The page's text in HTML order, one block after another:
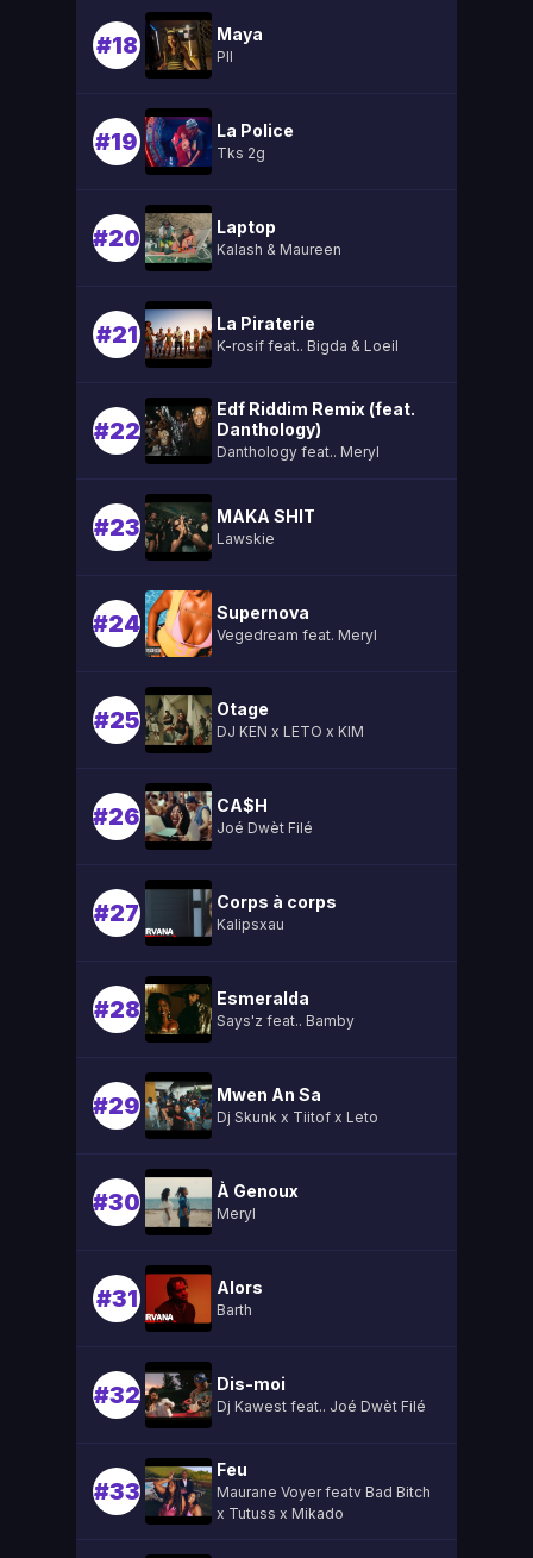
#18 Maya
Pll
#19 La Police
Tks 2g
#20 Laptop
Kalash & Maureen
#21 La Piraterie
K-rosif feat.. Bigda & Loeil
#22
Edf Riddim Remix (feat.
Danthology)
Danthology feat.. Meryl
#23 MAKA SHIT
Lawskie
#24 Supernova
Vegedream feat. Meryl
#25 Otage
DJ KEN x LETO x KIM
#26 CA$H
Joé Dwèt Filé
#27 Corps à corps
Kalipsxau
#28 Esmeralda
Says'z feat.. Bamby
#29 Mwen An Sa
Dj Skunk x Tiitof x Leto
#30 À Genoux
Meryl
#31 Alors
Barth
#32 Dis-moi
Dj Kawest feat.. Joé Dwèt Filé
#33
Feu
Maurane Voyer featv Bad Bitch
x Tutuss x Mikado